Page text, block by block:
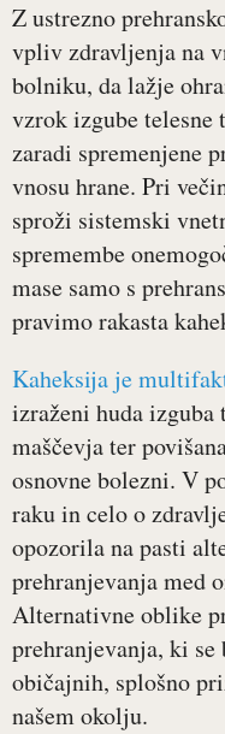
Z ustrezno
vpliv zdravljenja na
bolniku, da lažje
vzrok izgube telesne
zaradi spremenjene
vnosu hrane. Pri
sproži sistemski
spremembe
mase samo s
pravimo rakasta
Kaheksija je
izraženi huda izguba
maščevja ter
osnovne bolezni. V
raku in celo o
opozorila na pasti
prehranjevanja med
Alternativne oblike
prehranjevanja, ki
običajnih, splošno
našem okolju.